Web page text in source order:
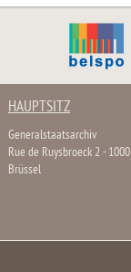
HAUPTSITZ
Generalstaatsarchiv
Rue de Ruysbroeck 2 - 1000
Brüssel